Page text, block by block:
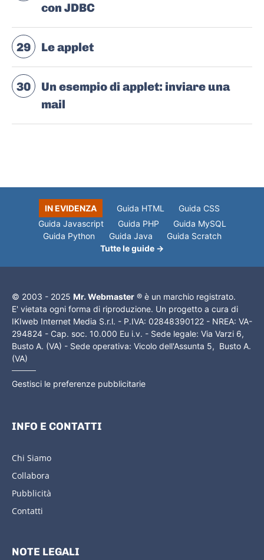
con JDBC
29 Le applet
30
Un esempio di applet: inviare una
mail
IN EVIDENZA Guida HTML
Guida CSS
Guida Javascript
Guida PHP
Guida MySQL
Guida Python
Guida Java
Guida Scratch
Tutte le guide →
© 2003 - 2025 Mr. Webmaster ® è un marchio registrato.
E' vietata ogni forma di riproduzione. Un progetto a cura di
IKIweb Internet Media S.r.l. - P.IVA: 02848390122 - NREA: VA-
294824 - Cap. soc. 10.000 Eu i.v. - Sede legale: Via Varzi 6,
Busto A. (VA) - Sede operativa: Vicolo dell'Assunta 5, Busto A.
(VA)
Gestisci le preferenze pubblicitarie
INFO E CONTATTI
Chi Siamo
Collabora
Pubblicità
Contatti
NOTE LEGALI